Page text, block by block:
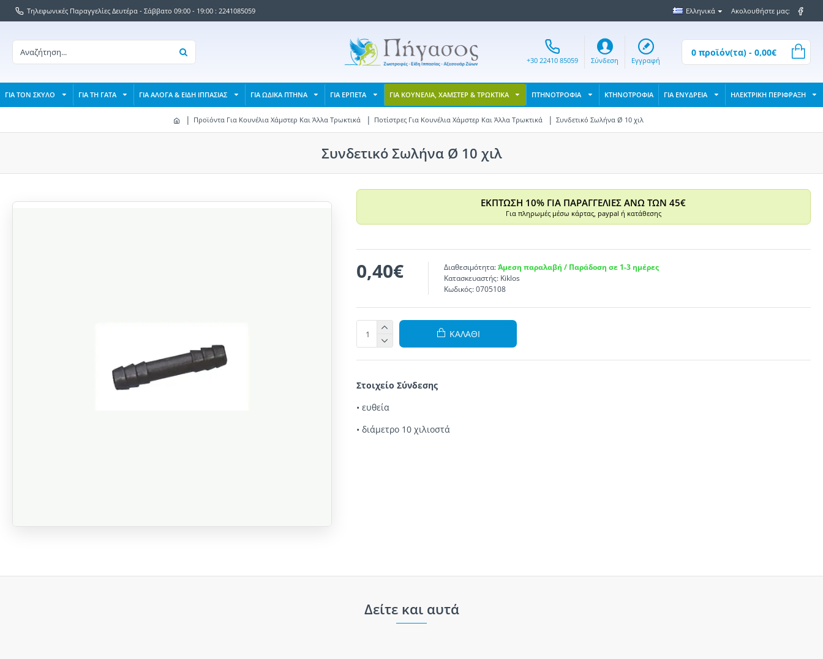
Τηλεφωνικές Παραγγελίες Δευτέρα - Σάββατο 09:00 - 19:00 : 2241085059 Ελληνικά Ακολουθήστε μας:
+30 22410 85059 Σύνδεση Εγγραφή
0 προϊόν(τα) - 0,00€
ΓΙΑ ΤΟΝ ΣΚΥΛΟ ΓΙΑ ΤΗ ΓΑΤΑ ΓΙΑ ΑΛΟΓΑ & ΕΙΔΗ ΙΠΠΑΣΙΑΣ ΓΙΑ ΩΔΙΚΑ ΠΤΗΝΑ ΓΙΑ ΕΡΠΕΤΑ ΓΙΑ ΚΟΥΝΕΛΙΑ, ΧΑΜΣΤΕΡ & ΤΡΩΚΤΙΚΑ ΠΤΗΝΟΤΡΟΦΙΑ ΚΤΗΝΟΤΡΟΦΙΑ ΓΙΑ ΕΝΥΔΡΕΙΑ ΗΛΕΚΤΡΙΚΗ ΠΕΡΙΦΡΑΞΗ
Προϊόντα Για Κουνέλια Χάμστερ Και Άλλα Τρωκτικά Ποτίστρες Για Κουνέλια Χάμστερ Kαι Άλλα Τρωκτικά Συνδετικό Σωλήνα Ø 10 χιλ
Συνδετικό Σωλήνα Ø 10 χιλ
ΕΚΠΤΩΣΗ 10% ΓΙΑ ΠΑΡΑΓΓΕΛΙΕΣ ΑΝΩ ΤΩΝ 45€
Για πληρωμές μέσω κάρτας, paypal ή κατάθεσης
0,40€ Διαθεσιμότητα: Άμεση παραλαβή / Παράδοση σε 1-3 ημέρες
Κατασκευαστής: Kiklos
Κωδικός: 0705108
ΚΑΛΆΘΙ
Στοιχείο Σύνδεσης
• ευθεία
• διάμετρο 10 χιλιοστά
Δείτε και αυτά